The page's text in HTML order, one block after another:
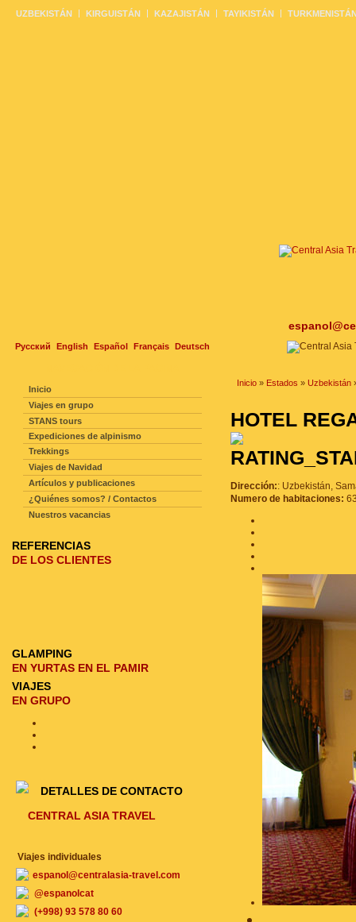
Русский English Español Français Deutsch
UZBEKISTÁN KIRGUISTÁN KAZAJISTÁN TAYIKISTÁN
Inicio » Estados » Uzbekistán
HOTEL
Dirección:: Uzbekistán,
Numero de habitaciones:
Inicio
Viajes en grupo
STANS tours
Expediciones de alpinismo
Trekkings
Viajes de Navidad
Artículos y publicaciones
¿Quiénes somos? / Contactos
Nuestros vacancias
REFERENCIAS
DE LOS CLIENTES
GLAMPING
EN YURTAS EN EL PAMIR
VIAJES
EN GRUPO
DETALLES DE CONTACTO
CENTRAL ASIA TRAVEL
Viajes individuales
espanol@centralasia-travel.com
@espanolcat
(+998) 93 578 80 60